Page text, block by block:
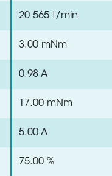
20 565 t/min
3.00 mNm
0.98 A
17.00 mNm
5.00 A
75.00 %